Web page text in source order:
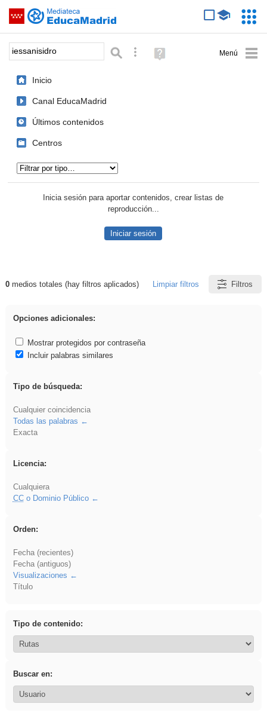
Saltar navegación
Palabra o frase: Búsqueda avanzada
Ayuda
(en
Inicio
Canal EducaMadrid
Últimos contenidos
Centros
Inicia sesión para aportar contenidos, crear listas de
reproducción...
Iniciar sesión
Resultados de: iessanisidro
0medios totales (hay filtros aplicados) Limpiar filtros Filtros
Opciones adicionales:
Mostrar protegidos por contraseña
Incluir palabras similares
Tipo de búsqueda:
Cualquier coincidencia
Todas las palabras
Exacta
Licencia:
Cualquiera
CCo Dominio Público
Orden:
Fecha (recientes)
Fecha (antiguos)
Visualizaciones
Título
Tipo de contenido:
Buscar en: